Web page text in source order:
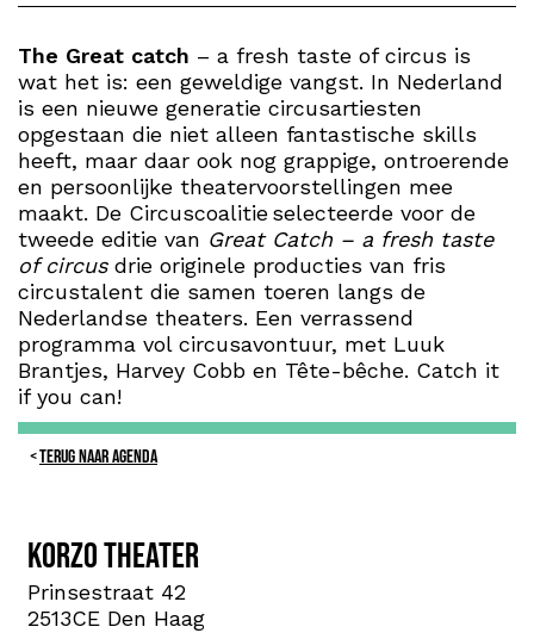
The Great catch – a fresh taste of circus is
wat het is: een geweldige vangst. In Nederland
is een nieuwe generatie circusartiesten
opgestaan die niet alleen fantastische skills
heeft, maar daar ook nog grappige, ontroerende
en persoonlijke theatervoorstellingen mee
maakt. De Circuscoalitie selecteerde voor de
tweede editie van Great Catch – a fresh taste
of circusdrie originele producties van fris
circustalent die samen toeren langs de
Nederlandse theaters. Een verrassend
programma vol circusavontuur, met Luuk
Brantjes, Harvey Cobb en Tête-bêche. Catch it
if you can!
TERUG NAAR AGENDA
Korzo theater
Prinsestraat 42
2513CE Den Haag